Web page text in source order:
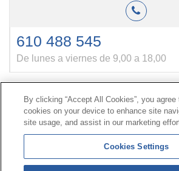
610 488 545
De lunes a viernes de 9,00 a 18,00
Contacto|Perfil do contratante|
Liña Universal 900 203 203|Zona
Prestacións Especiais
Zona Privada
© Mutua Universal 2026| Mapa do
By clicking “Accept All Cookies”, you
cookies on your device to enhance site
site usage, and assist in our marketing
Cookies Settings